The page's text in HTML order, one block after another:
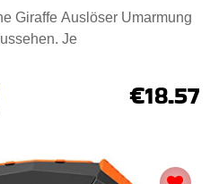
Giraffe Auslöser Umarmung
Je
€18.57